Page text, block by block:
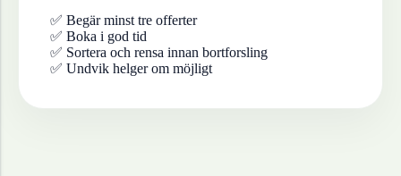
✅ Begär minst tre offerter
✅ Boka i god tid
✅ Sortera och rensa innan bortforsling
✅ Undvik helger om möjligt